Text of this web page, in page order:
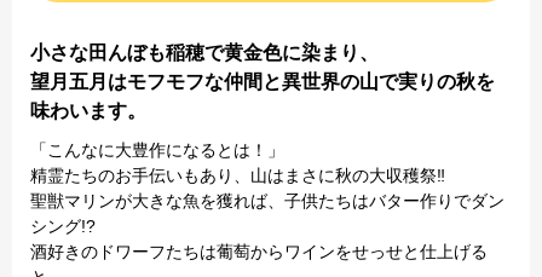
小さな田んぼも稲穂で黄金色に染まり、
望月五月はモフモフな仲間と異世界の山で実りの秋を
味わいます。
「こんなに大豊作になるとは！」
精霊たちのお手伝いもあり、山はまさに秋の大収穫祭‼︎
聖獣マリンが大きな魚を獲れば、子供たちはバター作りでダン
シング!?
酒好きのドワーフたちは葡萄からワインをせっせと仕上げる